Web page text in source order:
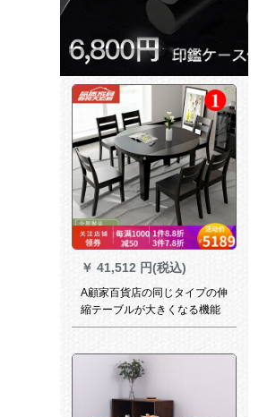
￥ 41,512 円(税込)
A顧家百貨店の同じタイプの伸
縮テーブルが大きくなる機能
椅子の組み合わせで、折り畳
ダイン北欧には焼石がありま
す。伸縮円卓全黒＋六椅子で